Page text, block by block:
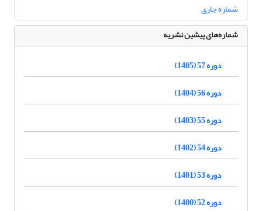
شماره جاری
شماره‌های پیشین نشریه
دوره 57 (1405)
دوره 56 (1404)
دوره 55 (1403)
دوره 54 (1402)
دوره 53 (1401)
دوره 52 (1400)